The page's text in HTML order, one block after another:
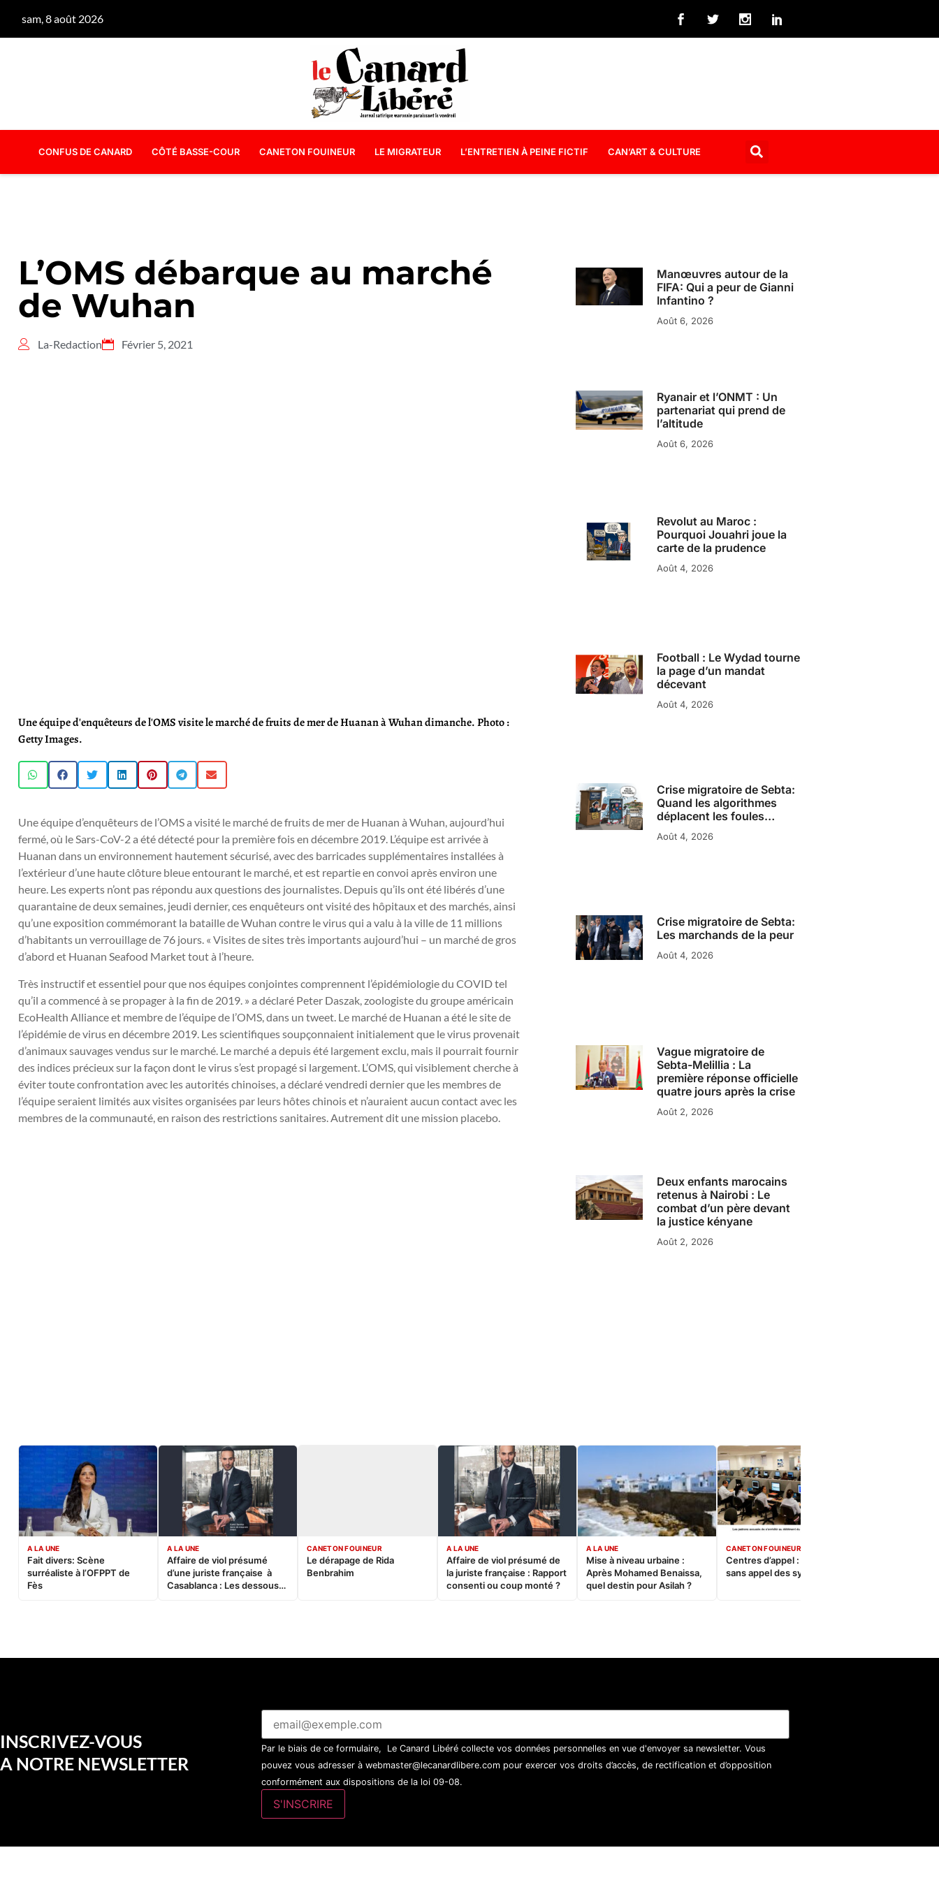
sam, 8 août 2026
CONFUS DE CANARD CÔTÉ BASSE-COUR CANETON FOUINEUR LE MIGRATEUR L’ENTRETIEN À PEINE FICTIF CAN’ART & CULTURE
L’OMS débarque au marché
de Wuhan
La-Redaction Février 5, 2021
Une équipe d'enquêteurs de l'OMS visite le marché de fruits de mer de Huanan à Wuhan dimanche. Photo :
Getty Images.
Une équipe d’enquêteurs de l’OMS a visité le marché de fruits de mer de Huanan à Wuhan, aujourd’hui
fermé, où le Sars-CoV-2 a été détecté pour la première fois en décembre 2019. L’équipe est arrivée à
Huanan dans un environnement hautement sécurisé, avec des barricades supplémentaires installées à
l’extérieur d’une haute clôture bleue entourant le marché, et est repartie en convoi après environ une
heure. Les experts n’ont pas répondu aux questions des journalistes. Depuis qu’ils ont été libérés d’une
quarantaine de deux semaines, jeudi dernier, ces enquêteurs ont visité des hôpitaux et des marchés, ainsi
qu’une exposition commémorant la bataille de Wuhan contre le virus qui a valu à la ville de 11 millions
d’habitants un verrouillage de 76 jours. « Visites de sites très importants aujourd’hui – un marché de gros
d’abord et Huanan Seafood Market tout à l’heure.
Très instructif et essentiel pour que nos équipes conjointes comprennent l’épidémiologie du COVID tel
qu’il a commencé à se propager à la fin de 2019. » a déclaré Peter Daszak, zoologiste du groupe américain
EcoHealth Alliance et membre de l’équipe de l’OMS, dans un tweet. Le marché de Huanan a été le site de
l’épidémie de virus en décembre 2019. Les scientifiques soupçonnaient initialement que le virus provenait
d’animaux sauvages vendus sur le marché. Le marché a depuis été largement exclu, mais il pourrait fournir
des indices précieux sur la façon dont le virus s’est propagé si largement. L’OMS, qui visiblement cherche à
éviter toute confrontation avec les autorités chinoises, a déclaré vendredi dernier que les membres de
l’équipe seraient limités aux visites organisées par leurs hôtes chinois et n’auraient aucun contact avec les
membres de la communauté, en raison des restrictions sanitaires. Autrement dit une mission placebo.
Manœuvres autour de la
FIFA: Qui a peur de Gianni
Infantino ?
Août 6, 2026
Ryanair et l’ONMT : Un
partenariat qui prend de
l’altitude
Août 6, 2026
Revolut au Maroc :
Pourquoi Jouahri joue la
carte de la prudence
Août 4, 2026
Football : Le Wydad tourne
la page d’un mandat
décevant
Août 4, 2026
Crise migratoire de Sebta:
Quand les algorithmes
déplacent les foules…
Août 4, 2026
Crise migratoire de Sebta:
Les marchands de la peur
Août 4, 2026
Vague migratoire de
Sebta-Melillia : La
première réponse officielle
quatre jours après la crise
Août 2, 2026
Deux enfants marocains
retenus à Nairobi : Le
combat d’un père devant
la justice kényane
Août 2, 2026
A LA UNE
Fait divers: Scène
surréaliste à l’OFPPT de
Fès
A LA UNE
Affaire de viol présumé
d’une juriste française à
Casablanca : Les dessous
CANETON FOUINEUR
Le dérapage de Rida
Benbrahim
A LA UNE
Affaire de viol présumé de
la juriste française : Rapport
consenti ou coup monté ?
A LA UNE
Mise à niveau urbaine :
Après Mohamed Benaissa,
quel destin pour Asilah ?
CANETON FOUINEUR
Centres d’appel : Le constat
sans appel des syndicats
INSCRIVEZ-VOUS
A NOTRE NEWSLETTER
Par le biais de ce formulaire, Le Canard Libéré collecte vos données personnelles en vue d'envoyer sa newsletter. Vous
pouvez vous adresser à webmaster@lecanardlibere.com pour exercer vos droits d’accès, de rectification et d’opposition
conformément aux dispositions de la loi 09-08.